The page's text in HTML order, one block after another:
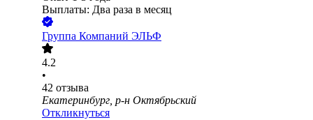
Выплаты: Два раза в месяц
Группа Компаний ЭЛЬФ
4.2
•
42 отзыва
Екатеринбург, р-н Октябрьский
Откликнуться